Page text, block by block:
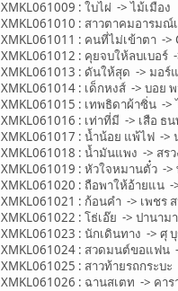
XMKL061009 : ใบไผ่ -> ไม้เมือง
XMKL061010 : สาวตาคมอารม
XMKL061011 : คนที่ไม่เข้าตา ->
XMKL061012 : คุยจบให้ลบเบอร์
XMKL061013 : ดันให้สุด -> มอร์
XMKL061014 : เด็กหงส์ -> บอย
XMKL061015 : เทพธิดาผ้าซิ่น -
XMKL061016 : เท่าที่มี -> เสือ ธ
XMKL061017 : น้ำน้อย แพ้ไฟ ->
XMKL061018 : น้ำมันแพง -> สร
XMKL061019 : หัวใจหมานตั๋ว ->
XMKL061020 : ถือพาให้อ้ายแน
XMKL061021 : ก้อนคำ -> เพชร
XMKL061022 : โธ่เอ๊ย -> ปานามา
XMKL061023 : นักเดินทาง -> ศุ
XMKL061024 : สวดมนต์ขอแฟน
XMKL061025 : สาวท้ายรถกระบ
XMKL061026 : ฉานสเตท -> คาร